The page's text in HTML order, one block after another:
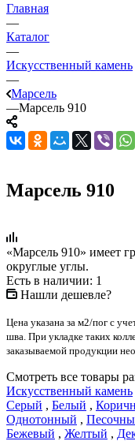
Главная
—
Каталог
—
Искусственный камень
—
Марсель
—Марсель 910
Марсель 910
«Марсель 910» имеет
округлые углы.
Есть в наличии: 1
Нашли дешевле?
Цена указана за м2/пог с
шва. При укладке таких
заказываемой продукции
Смотреть все товары
Искусственный камень
Серый , Белый ,
Однотонный ,
Бежевый , Желтый ,